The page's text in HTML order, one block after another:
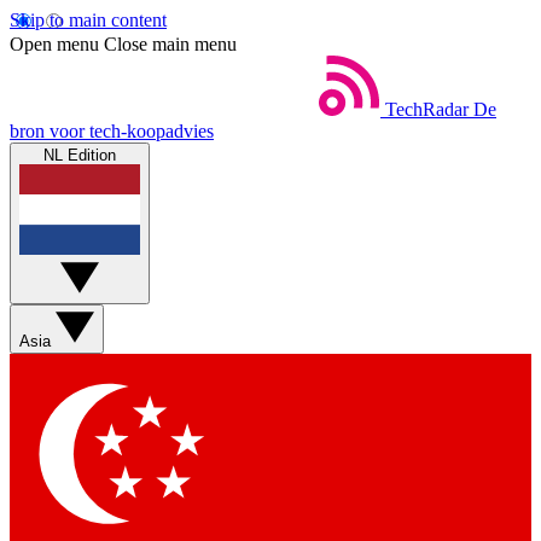
Skip to main content
Open menu Close main menu
TechRadar De
bron voor tech-koopadvies
NL Edition
Asia